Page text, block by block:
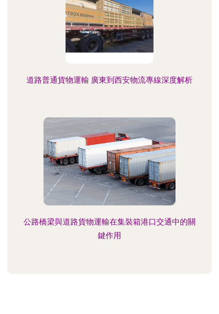
道路普通貨物運輸 廣東到西安物流專線深度解析
公路橋梁與道路貨物運輸在集裝箱港口交通中的關
鍵作用